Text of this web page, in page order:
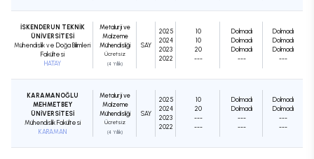
İSKENDERUN TEKNİK
ÜNİVERSİTESİ
Mühendislik ve Doğa Bilimleri
Fakültesi
HATAY
Metalurji ve
Malzeme
Mühendisliği
Ücretsiz
(4 Yıllık)
SAY
2025
2024
2023
2022
10
10
20
---
Dolmadı
Dolmadı
Dolmadı
---
Dolmadı
Dolmadı
Dolmadı
---
KARAMANOĞLU
MEHMETBEY
ÜNİVERSİTESİ
Mühendislik Fakültesi
KARAMAN
Metalurji ve
Malzeme
Mühendisliği
Ücretsiz
(4 Yıllık)
SAY
2025
2024
2023
2022
10
20
---
---
Dolmadı
Dolmadı
---
---
Dolmadı
Dolmadı
---
---